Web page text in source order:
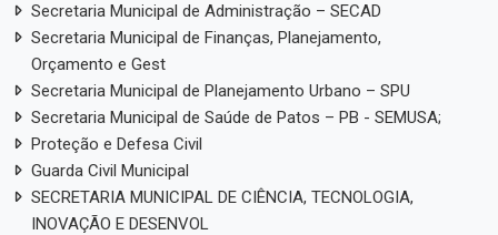
Secretaria Municipal de Administração – SECAD
Secretaria Municipal de Finanças, Planejamento,
Orçamento e Gest
Secretaria Municipal de Planejamento Urbano – SPU
Secretaria Municipal de Saúde de Patos – PB - SEMUSA;
Proteção e Defesa Civil
Guarda Civil Municipal
SECRETARIA MUNICIPAL DE CIÊNCIA, TECNOLOGIA,
INOVAÇÃO E DESENVOL